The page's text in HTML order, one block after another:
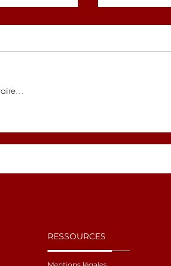
Monde à
Future Lab
au service
RESSOURCES